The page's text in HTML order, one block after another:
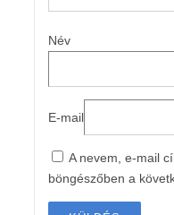
Név
E-mail
A nevem, e-mail
böngészőben a